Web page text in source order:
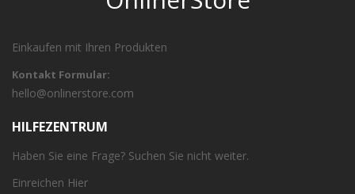
Einkaufen mit Ihren Produkten
Kontakt Formular:
hello@onlinerstore.com
HILFEZENTRUM
Haben Sie eine Frage? Suchen Sie nicht weiter.
Einreichen Hier